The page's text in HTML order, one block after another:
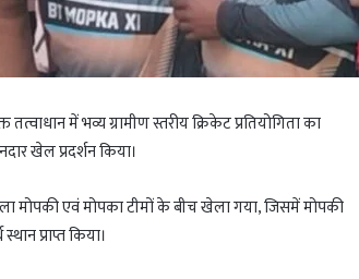
में भव्य ग्रामीण स्तरीय क्रिकेट प्रतियोगिता का
खेल प्रदर्शन किया।
मोपकी एवं मोपका टीमों के बीच खेला गया, जिसमें मोपकी
प्राप्त किया।